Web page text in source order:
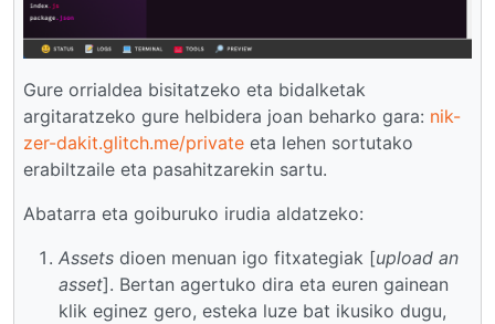
Gure orrialdea bisitatzeko eta bidalketak
argitaratzeko gure helbidera joan beharko gara: nik-
zer-dakit.glitch.me/private eta lehen sortutako
erabiltzaile eta pasahitzarekin sartu.
Abatarra eta goiburuko irudia aldatzeko:
Assets dioen menuan igo fitxategiak [upload an
asset]. Bertan agertuko dira eta euren gainean
klik eginez gero, esteka luze bat ikusiko dugu,